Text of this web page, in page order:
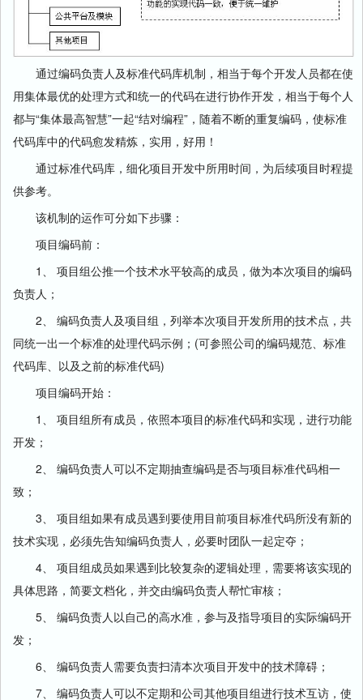
通过编码负责人及标准代码库机制，相当于每个开发人员都在使
用集体最优的处理方式和统一的代码在进行协作开发，相当于每个人
都与“集体最高智慧”一起“结对编程”，随着不断的重复编码，使标准
代码库中的代码愈发精炼，实用，好用！
通过标准代码库，细化项目开发中所用时间，为后续项目时程提
供参考。
该机制的运作可分如下步骤：
项目编码前：
1、 项目组公推一个技术水平较高的成员，做为本次项目的编码
负责人；
2、 编码负责人及项目组，列举本次项目开发所用的技术点，共
同统一出一个标准的处理代码示例；(可参照公司的编码规范、标准
代码库、以及之前的标准代码)
项目编码开始：
1、 项目组所有成员，依照本项目的标准代码和实现，进行功能
开发；
2、 编码负责人可以不定期抽查编码是否与项目标准代码相一
致；
3、 项目组如果有成员遇到要使用目前项目标准代码所没有新的
技术实现，必须先告知编码负责人，必要时团队一起定夺；
4、 项目组成员如果遇到比较复杂的逻辑处理，需要将该实现的
具体思路，简要文档化，并交由编码负责人帮忙审核；
5、 编码负责人以自己的高水准，参与及指导项目的实际编码开
发；
6、 编码负责人需要负责扫清本次项目开发中的技术障碍；
7、 编码负责人可以不定期和公司其他项目组进行技术互访，使